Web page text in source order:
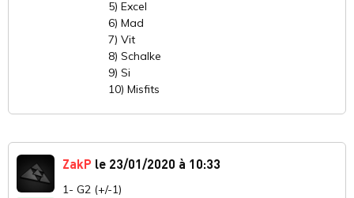
5) Excel
6) Mad
7) Vit
8) Schalke
9) Si
10) Misfits
ZakP le 23/01/2020 à 10:33
1- G2 (+/-1)